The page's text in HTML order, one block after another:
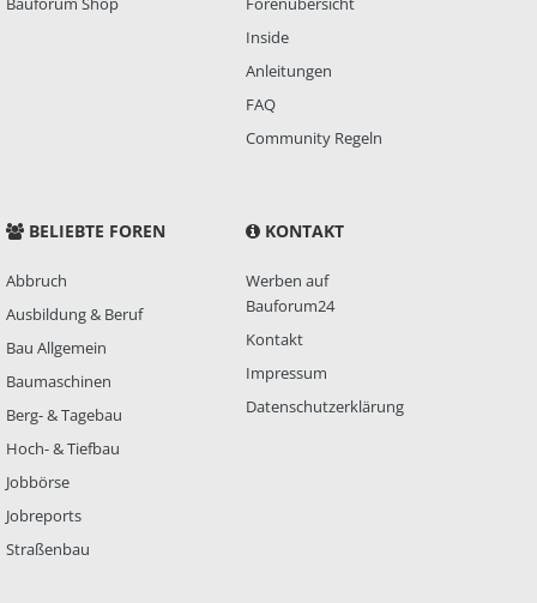
Inside
Anleitungen
FAQ
Community Regeln
BELIEBTE FOREN
Abbruch
Ausbildung & Beruf
Bau Allgemein
Baumaschinen
Berg- & Tagebau
Hoch- & Tiefbau
Jobbörse
Jobreports
Straßenbau
KONTAKT
Werben auf
Bauforum24
Kontakt
Impressum
Datenschutzerklärung